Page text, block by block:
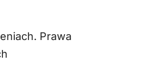
Prawa